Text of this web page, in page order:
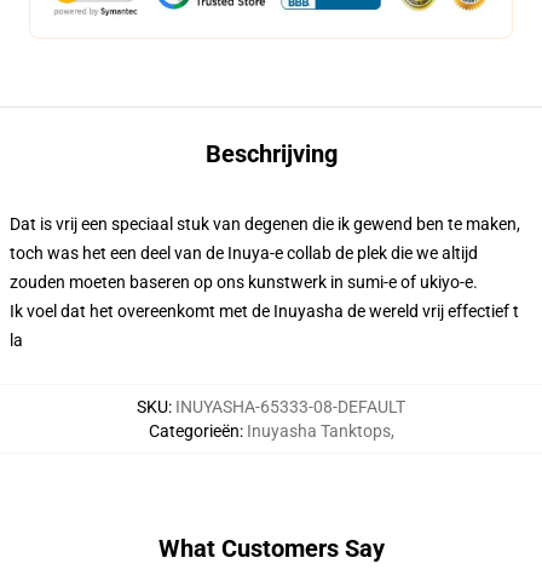
Beschrijving
Dat is vrij een speciaal stuk van degenen die ik gewend ben te maken,
toch was het een deel van de Inuya-e collab de plek die we altijd
zouden moeten baseren op ons kunstwerk in sumi-e of ukiyo-e.
Ik voel dat het overeenkomt met de Inuyasha de wereld vrij effectief t
la
SKU: INUYASHA-65333-08-DEFAULT
Categorieën: Inuyasha Tanktops,
What Customers Say